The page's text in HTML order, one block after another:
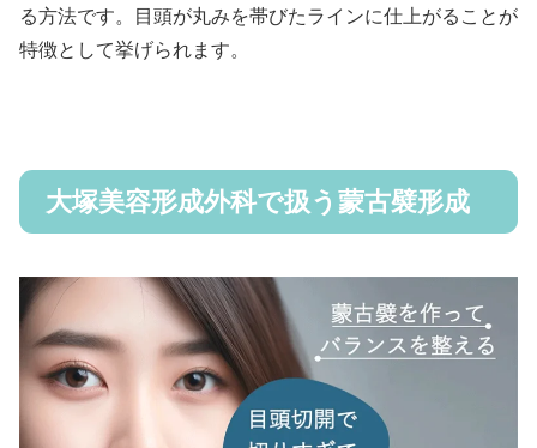
る方法です。目頭が丸みを帯びたラインに仕上がることが
特徴として挙げられます。
大塚美容形成外科で扱う蒙古襞形成